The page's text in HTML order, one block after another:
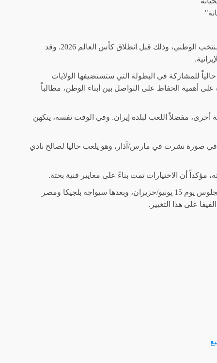
دعا نائب الرئيس الإيراني، يوم الإثنين، إلى إعادة ضم المهاجم المخضرم سردار آزمون إلى صفوف المنتخب الوطني، وذلك قبل انطلاق كأس العالم 2026. وقد
للمشاركة في البطولة التي ستستضيفها الولايات
أهمية الحفاظ على التواصل بين أبناء الوطن، مطالباً
مفضلاً اللعب لبلده إيران. وفي الوقت نفسه، يتكهن
حاكم دبي في صورة نشرت في مارس/آذار، وهو يلعب حاليا لصالح نادي
أن الاختيارات تمت بناءً على معايير فنية بحتة.
وسيفتتح المنتخب الإيراني، المعروف بـ”تيم ملّي”، مبارياته في كأس العالم بلقاء نيوزيلندا في لوس أنجلوس يوم 15 يونيو/حزيران، وبعدها سيواجه بلجيكا ومصر
على هذا التغيير.